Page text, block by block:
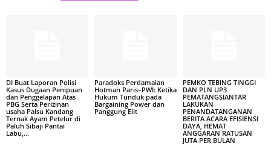
DI Buat Laporan Polisi
Kasus Dugaan Penipuan
dan Penggelapan Atas
PBG Serta Perizinan
usaha Palsu Kandang
Ternak Ayam Petelur di
Paluh Sibaji Pantai
Labu,...
Paradoks Perdamaian
Hotman Paris–PWI: Ketika
Hukum Tunduk pada
Bargaining Power dan
Panggung Elit
PEMKO TEBING TINGGI
DAN PLN UP3
PEMATANGSIANTAR
LAKUKAN
PENANDATANGANAN
BERITA ACARA EFISIENSI
DAYA, HEMAT
ANGGARAN RATUSAN
JUTA PER BULAN